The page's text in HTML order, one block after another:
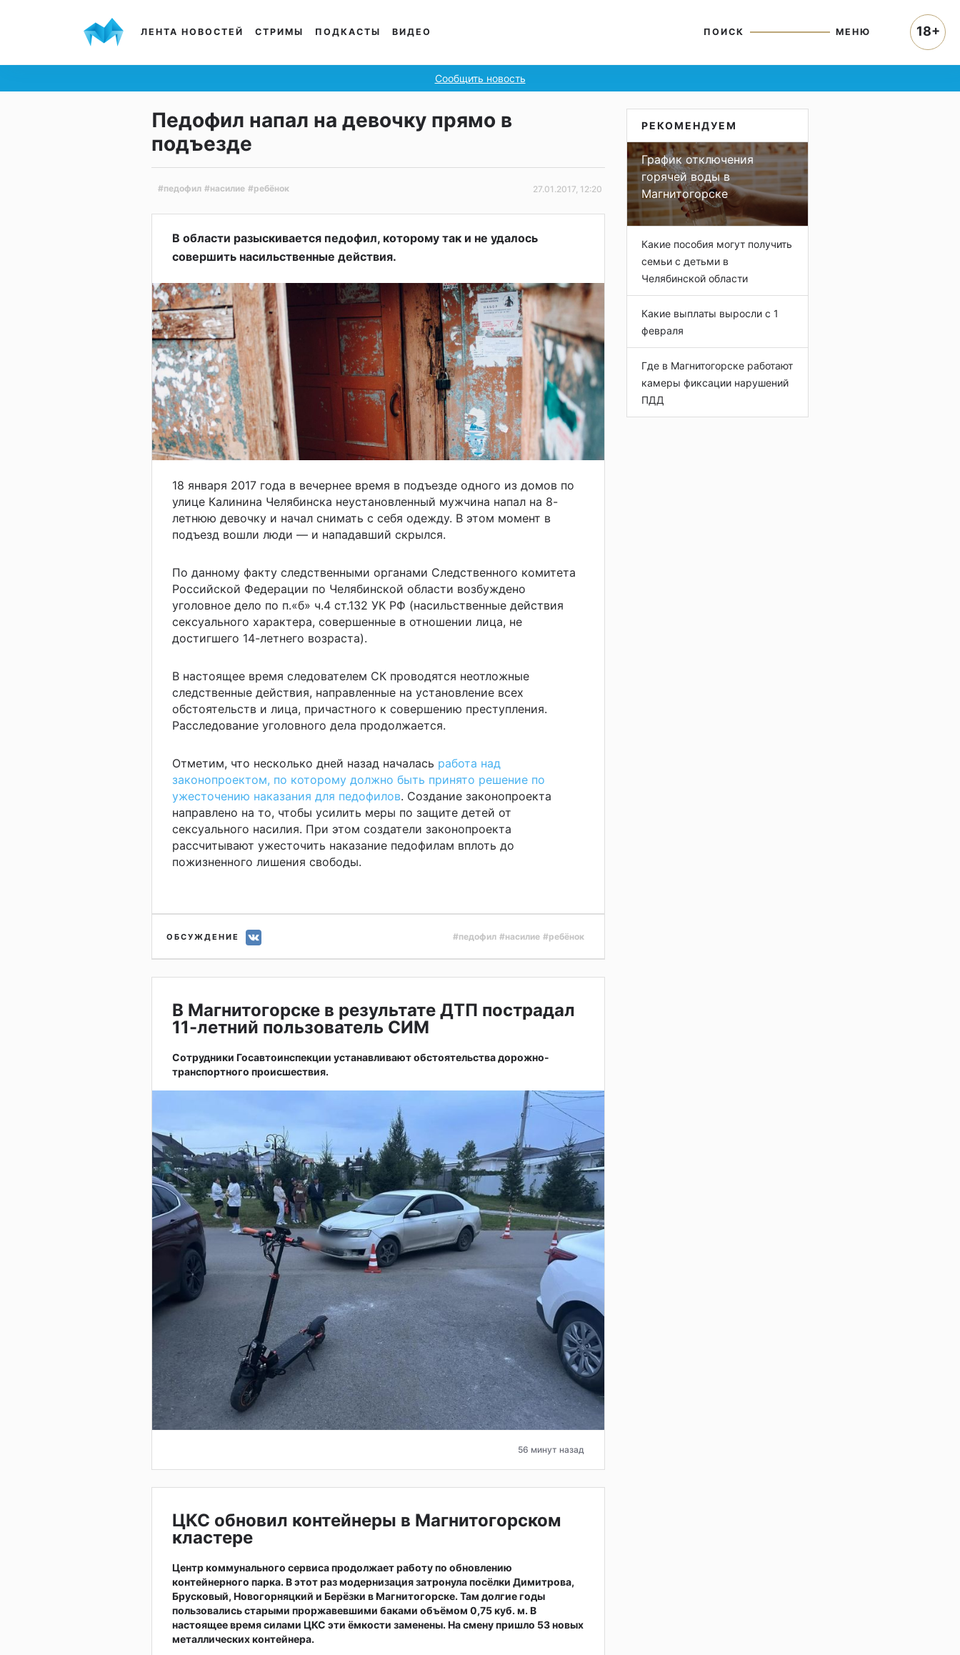
ЛЕНТА НОВОСТЕЙ СТРИМЫ ПОДКАСТЫ ВИДЕО ПОИСК МЕНЮ
Сообщить новость
Педофил напал на девочку прямо в
подъезде
#педофил #насилие #ребёнок 27.01.2017, 12:20
В области разыскивается педофил, которому так и не удалось
совершить насильственные действия.
18 января 2017 года в вечернее время в подъезде одного из домов по
улице Калинина Челябинска неустановленный мужчина напал на 8-
летнюю девочку и начал снимать с себя одежду. В этом момент в
подъезд вошли люди — и нападавший скрылся.
По данному факту следственными органами Следственного комитета
Российской Федерации по Челябинской области возбуждено
уголовное дело по п.«б» ч.4 ст.132 УК РФ (насильственные действия
сексуального характера, совершенные в отношении лица, не
достигшего 14-летнего возраста).
В настоящее время следователем СК проводятся неотложные
следственные действия, направленные на установление всех
обстоятельств и лица, причастного к совершению преступления.
Расследование уголовного дела продолжается.
Отметим, что несколько дней назад началась работа над
законопроектом, по которому должно быть принято решение по
ужесточению наказания для педофилов. Создание законопроекта
направлено на то, чтобы усилить меры по защите детей от
сексуального насилия. При этом создатели законопроекта
рассчитывают ужесточить наказание педофилам вплоть до
пожизненного лишения свободы.
ОБСУЖДЕНИЕ #педофил #насилие #ребёнок
В Магнитогорске в результате ДТП пострадал
11-летний пользователь СИМ
Сотрудники Госавтоинспекции устанавливают обстоятельства дорожно-
транспортного происшествия.
56 минут назад
ЦКС обновил контейнеры в Магнитогорском
кластере
Центр коммунального сервиса продолжает работу по обновлению
контейнерного парка. В этот раз модернизация затронула посёлки Димитрова,
Брусковый, Новогорняцкий и Берёзки в Магнитогорске. Там долгие годы
пользовались старыми проржавевшими баками объёмом 0,75 куб. м. В
настоящее время силами ЦКС эти ёмкости заменены. На смену пришло 53 новых
металлических контейнера.
РЕКОМЕНДУЕМ
График отключения
горячей воды в
Магнитогорске
Какие пособия могут получить
семьи с детьми в
Челябинской области
Какие выплаты выросли с 1
февраля
Где в Магнитогорске работают
камеры фиксации нарушений
ПДД
18+